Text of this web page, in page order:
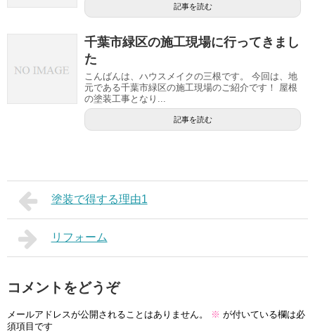
記事を読む
千葉市緑区の施工現場に行ってきまし
た
こんばんは、ハウスメイクの三根です。 今回は、地
元である千葉市緑区の施工現場のご紹介です！ 屋根
の塗装工事となり...
記事を読む
塗装で得する理由1
リフォーム
コメントをどうぞ
メールアドレスが公開されることはありません。 ※ が付いている欄は必
須項目です